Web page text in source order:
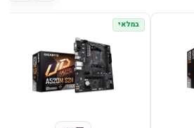
במלאי